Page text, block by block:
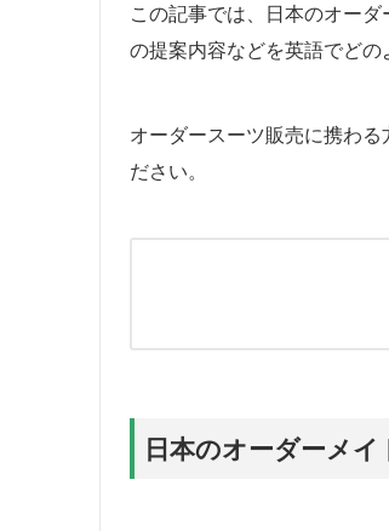
この記事では、日本のオー
の提案内容などを英語でどの
オーダースーツ販売に携わ
ださい。
日本のオーダーメ